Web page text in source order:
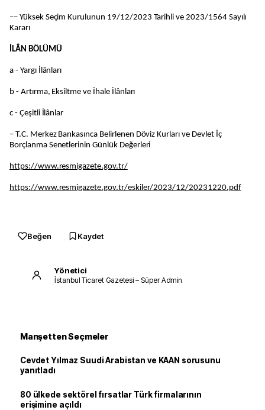
–– Yüksek Seçim Kurulunun 19/12/2023 Tarihli ve 2023/1564 Sayılı
Kararı
İLÂN BÖLÜMÜ
a - Yargı İlânları
b - Artırma, Eksiltme ve İhale İlânları
c - Çeşitli İlânlar
– T.C. Merkez Bankasınca Belirlenen Döviz Kurları ve Devlet İç
Borçlanma Senetlerinin Günlük Değerleri
https://www.resmigazete.gov.tr/
https://www.resmigazete.gov.tr/eskiler/2023/12/20231220.pdf
Beğen Kaydet
Yönetici
İstanbul Ticaret Gazetesi – Süper Admin
Manşetten Seçmeler
Cevdet Yılmaz Suudi Arabistan ve KAAN sorusunu
yanıtladı
80 ülkede sektörel fırsatlar Türk firmalarının
erişimine açıldı